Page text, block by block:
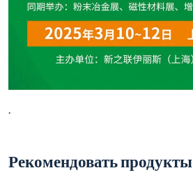
.
Рекомендовать продукты